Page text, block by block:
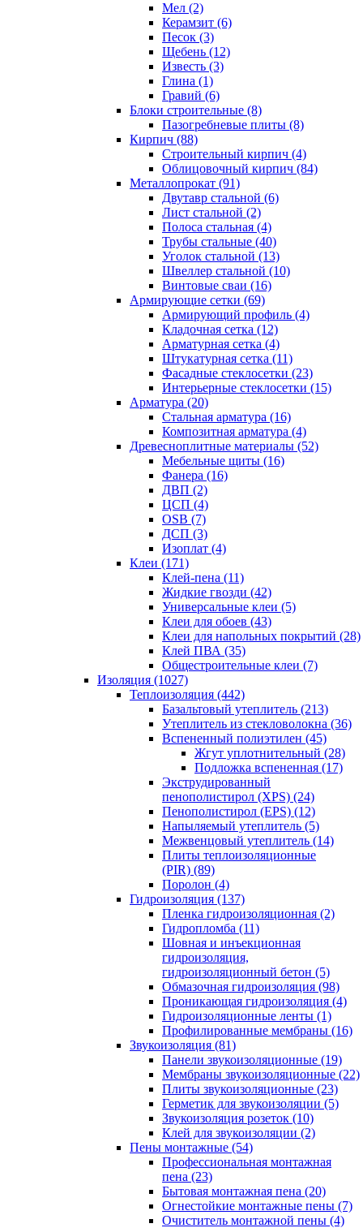
Мел (2)
Керамзит (6)
Песок (3)
Щебень (12)
Известь (3)
Глина (1)
Гравий (6)
Блоки строительные (8)
Пазогребневые плиты (8)
Кирпич (88)
Строительный кирпич (4)
Облицовочный кирпич (84)
Металлопрокат (91)
Двутавр стальной (6)
Лист стальной (2)
Полоса стальная (4)
Трубы стальные (40)
Уголок стальной (13)
Швеллер стальной (10)
Винтовые сваи (16)
Армирующие сетки (69)
Армирующий профиль (4)
Кладочная сетка (12)
Арматурная сетка (4)
Штукатурная сетка (11)
Фасадные стеклосетки (23)
Интерьерные стеклосетки (15)
Арматура (20)
Стальная арматура (16)
Композитная арматура (4)
Древесноплитные материалы (52)
Мебельные щиты (16)
Фанера (16)
ДВП (2)
ЦСП (4)
OSB (7)
ДСП (3)
Изоплат (4)
Клеи (171)
Клей-пена (11)
Жидкие гвозди (42)
Универсальные клеи (5)
Клеи для обоев (43)
Клеи для напольных покрытий (28)
Клей ПВА (35)
Общестроительные клеи (7)
Изоляция (1027)
Теплоизоляция (442)
Базальтовый утеплитель (213)
Утеплитель из стекловолокна (36)
Вспененный полиэтилен (45)
Жгут уплотнительный (28)
Подложка вспененная (17)
Экструдированный
пенополистирол (XPS) (24)
Пенополистирол (EPS) (12)
Напыляемый утеплитель (5)
Межвенцовый утеплитель (14)
Плиты теплоизоляционные
(PIR) (89)
Поролон (4)
Гидроизоляция (137)
Пленка гидроизоляционная (2)
Гидропломба (11)
Шовная и инъекционная
гидроизоляция,
гидроизоляционный бетон (5)
Обмазочная гидроизоляция (98)
Проникающая гидроизоляция (4)
Гидроизоляционные ленты (1)
Профилированные мембраны (16)
Звукоизоляция (81)
Панели звукоизоляционные (19)
Мембраны звукоизоляционные (22)
Плиты звукоизоляционные (23)
Герметик для звукоизоляции (5)
Звукоизоляция розеток (10)
Клей для звукоизоляции (2)
Пены монтажные (54)
Профессиональная монтажная
пена (23)
Бытовая монтажная пена (20)
Огнестойкие монтажные пены (7)
Очиститель монтажной пены (4)